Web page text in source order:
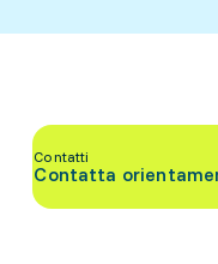
Contatti
Contatta